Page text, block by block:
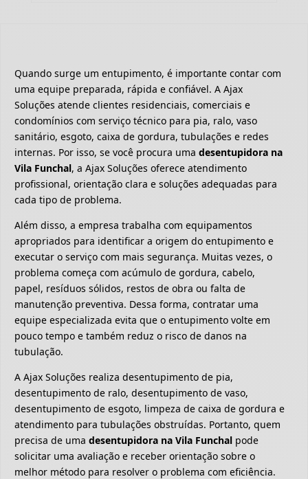
Quando surge um entupimento, é importante contar com
uma equipe preparada, rápida e confiável. A Ajax
Soluções atende clientes residenciais, comerciais e
condomínios com serviço técnico para pia, ralo, vaso
sanitário, esgoto, caixa de gordura, tubulações e redes
internas. Por isso, se você procura uma desentupidora na
Vila Funchal, a Ajax Soluções oferece atendimento
profissional, orientação clara e soluções adequadas para
cada tipo de problema.
Além disso, a empresa trabalha com equipamentos
apropriados para identificar a origem do entupimento e
executar o serviço com mais segurança. Muitas vezes, o
problema começa com acúmulo de gordura, cabelo,
papel, resíduos sólidos, restos de obra ou falta de
manutenção preventiva. Dessa forma, contratar uma
equipe especializada evita que o entupimento volte em
pouco tempo e também reduz o risco de danos na
tubulação.
A Ajax Soluções realiza desentupimento de pia,
desentupimento de ralo, desentupimento de vaso,
desentupimento de esgoto, limpeza de caixa de gordura e
atendimento para tubulações obstruídas. Portanto, quem
precisa de uma desentupidora na Vila Funchal pode
solicitar uma avaliação e receber orientação sobre o
melhor método para resolver o problema com eficiência.